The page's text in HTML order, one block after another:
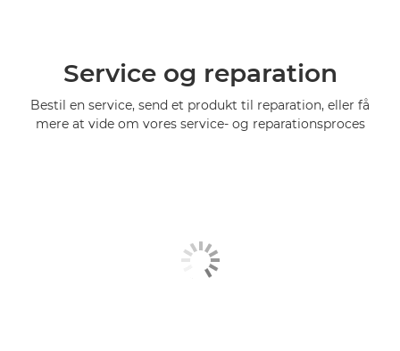
Service og reparation
Bestil en service, send et produkt til reparation, eller få
mere at vide om vores service- og reparationsproces